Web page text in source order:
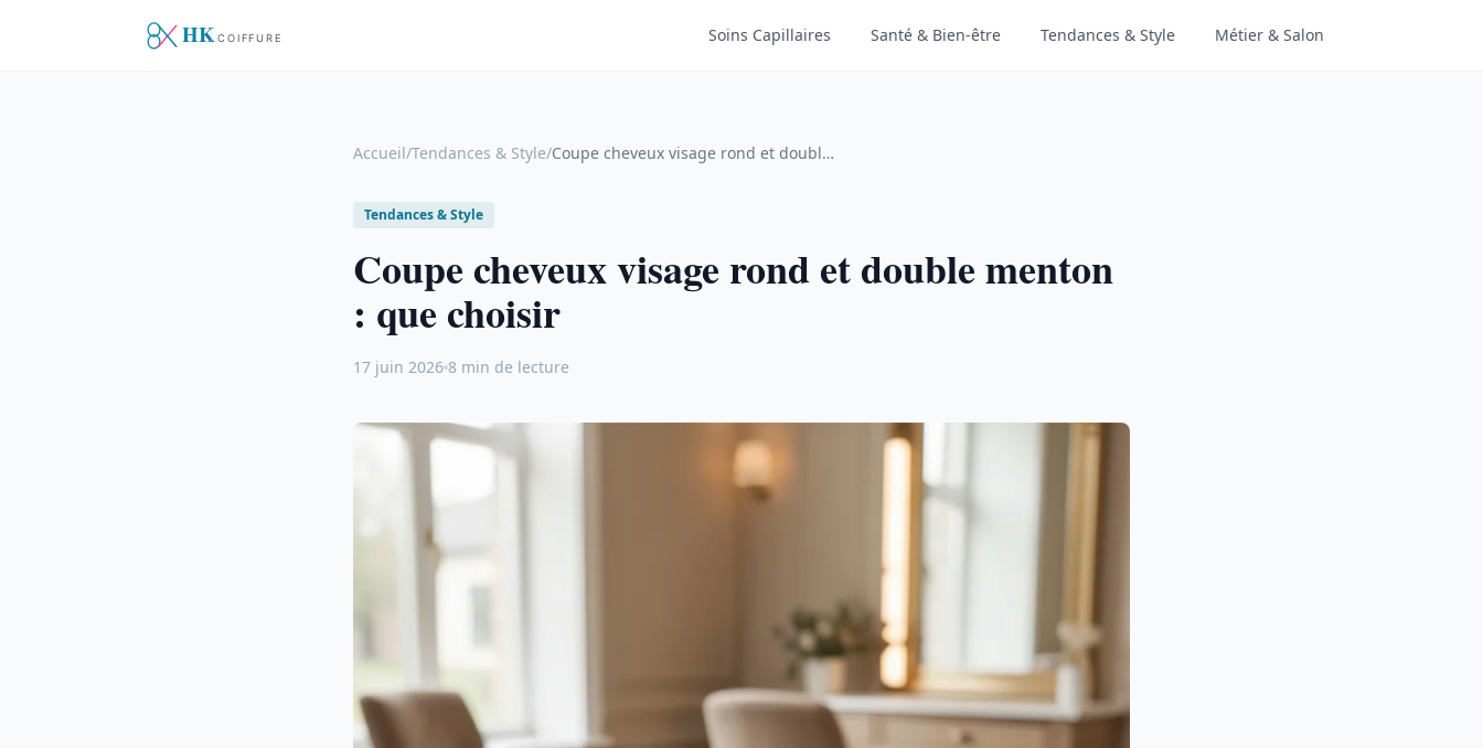
Soins Capillaires Santé & Bien-être Tendances & Style Métier & Salon
Accueil/Tendances & Style/ Coupe cheveux visage rond et double menton : que choisir
Tendances & Style
Coupe cheveux visage rond et double menton
: que choisir
17 juin 2026 8 min de lecture